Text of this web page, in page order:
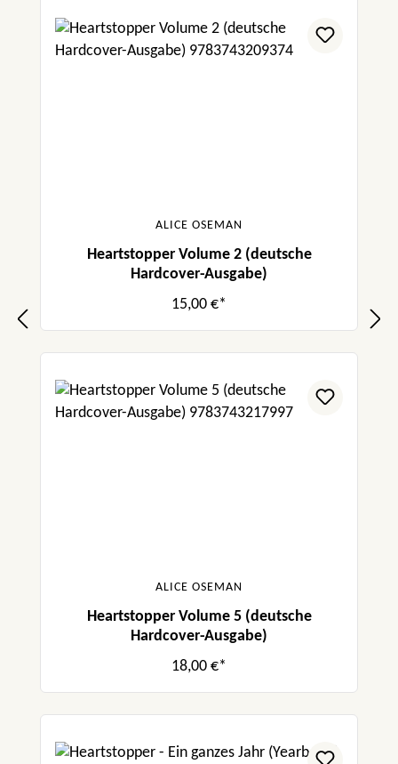
ALICE OSEMAN
Heartstopper Volume 2 (deutsche
Hardcover-Ausgabe)
15,00 €*
ALICE OSEMAN
Heartstopper Volume 5 (deutsche
Hardcover-Ausgabe)
18,00 €*